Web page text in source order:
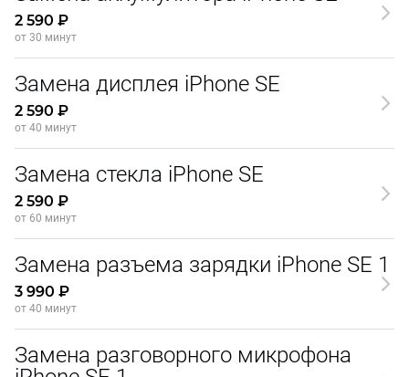
2 590 ₽
от 30 минут
Замена дисплея iPhone SE
2 590 ₽
от 40 минут
Замена стекла iPhone SE
2 590 ₽
от 60 минут
Замена разъема зарядки iPhone SE 1
3 990 ₽
от 40 минут
Замена разговорного микрофона